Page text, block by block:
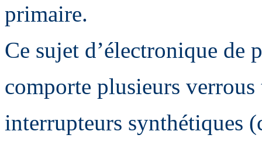
primaire.
Ce sujet d’électronique de
comporte plusieurs
interrupteurs synthétiques